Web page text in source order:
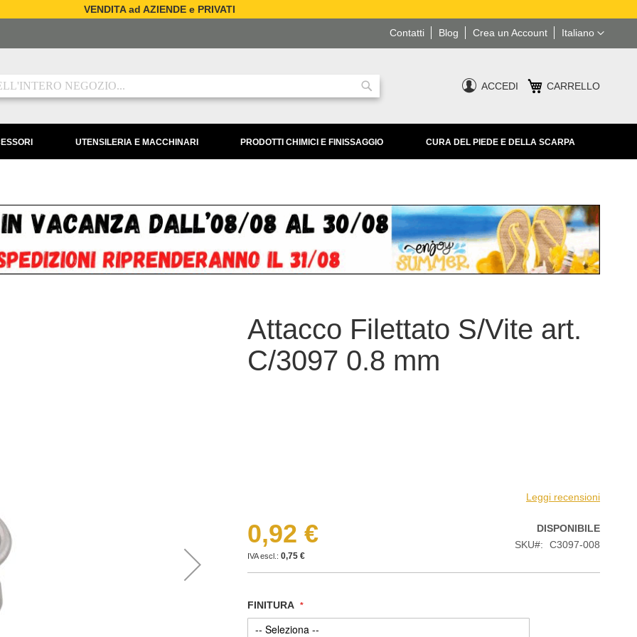
VENDITA ad AZIENDE e PRIVATI
Lingua
Italiano
Blog Crea un Account
Contatti
Ricerca
ACCEDI CARRELLO
UTENSILERIA E MACCHINARI PRODOTTI CHIMICI E FINISSAGGIO CURA DEL PIEDE E DELLA SCARPA
Attacco Filettato S/Vite art.
C/3097 0.8 mm
Leggi recensioni
0,92 €
0,75 €
DISPONIBILE
SKU
C3097-008
FINITURA